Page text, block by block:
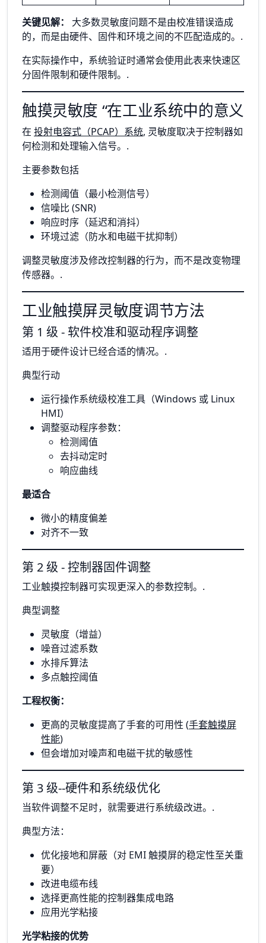
关键见解：
大多数灵敏度问题不是由校准错误造成
的，而是由硬件、固件和环境之间的不匹配造成的。.
在实际操作中，系统验证时通常会使用此表来快速区
分固件限制和硬件限制。.
触摸灵敏度 “在工业系统中的意义
在 投射电容式（PCAP）系统, 灵敏度取决于控制器如
何检测和处理输入信号。.
主要参数包括
检测阈值（最小检测信号）
信噪比 (SNR)
响应时序（延迟和消抖）
环境过滤（防水和电磁干扰抑制）
调整灵敏度涉及修改控制器的行为，而不是改变物理
传感器。.
工业触摸屏灵敏度调节方法
第 1 级 - 软件校准和驱动程序调整
适用于硬件设计已经合适的情况。.
典型行动
运行操作系统级校准工具（Windows 或 Linux
HMI）
调整驱动程序参数：
检测阈值
去抖动定时
响应曲线
最适合
微小的精度偏差
对齐不一致
第 2 级 - 控制器固件调整
工业触摸控制器可实现更深入的参数控制。.
典型调整
灵敏度（增益）
噪音过滤系数
水排斥算法
多点触控阈值
工程权衡：
更高的灵敏度提高了手套的可用性 (手套触摸屏
性能)
但会增加对噪声和电磁干扰的敏感性
第 3 级--硬件和系统级优化
当软件调整不足时，就需要进行系统级改进。.
典型方法：
优化接地和屏蔽（对 EMI 触摸屏的稳定性至关重
要）
改进电缆布线
选择更高性能的控制器集成电路
应用光学粘接
光学粘接的优势